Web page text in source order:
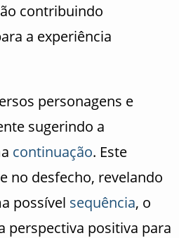
contribuindo
a experiência
personagens e
sugerindo a
continuação. Este
no desfecho, revelando
possível sequência, o
perspectiva positiva para